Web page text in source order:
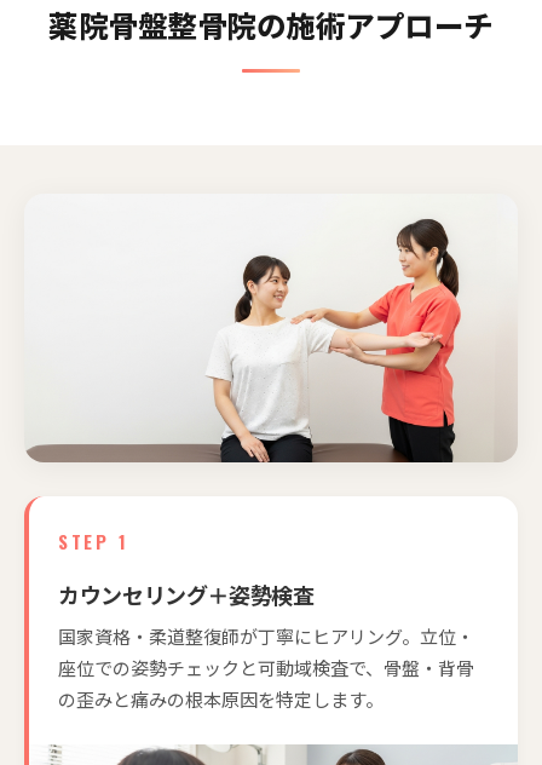
薬院骨盤整骨院の施術アプローチ
STEP 1
カウンセリング＋姿勢検査
国家資格・柔道整復師が丁寧にヒアリング。立位・
座位での姿勢チェックと可動域検査で、骨盤・背骨
の歪みと痛みの根本原因を特定します。